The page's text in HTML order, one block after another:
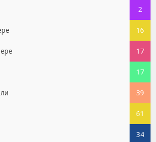
2
16
17
17
39
61
34